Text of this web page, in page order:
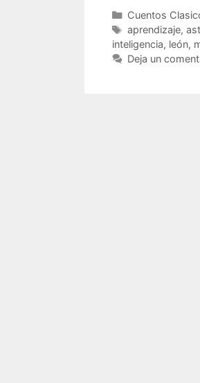
Categorías
Cuentos
Etiquetas
aprendizaje,
inteligencia, león,
Deja un